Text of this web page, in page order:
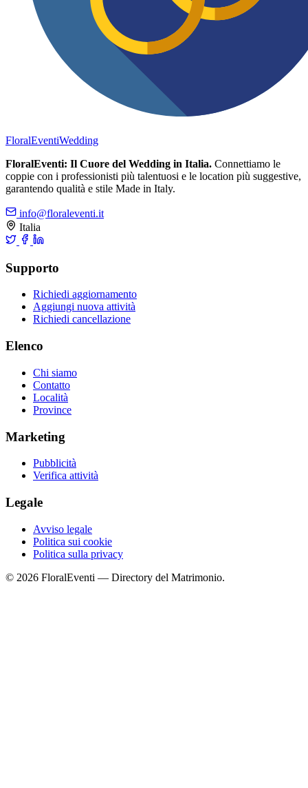
FloralEventiWedding
FloralEventi: Il Cuore del Wedding in Italia. Connettiamo le
coppie con i professionisti più talentuosi e le location più suggestive,
garantendo qualità e stile Made in Italy.
info@floraleventi.it
Italia
Supporto
Richiedi aggiornamento
Aggiungi nuova attività
Richiedi cancellazione
Elenco
Chi siamo
Contatto
Località
Province
Marketing
Pubblicità
Verifica attività
Legale
Avviso legale
Politica sui cookie
Politica sulla privacy
© 2026 FloralEventi — Directory del Matrimonio.